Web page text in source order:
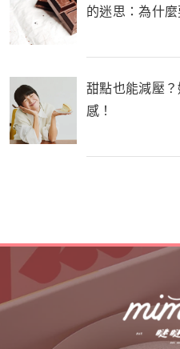
的迷思：為什
甜點也能減壓
感！